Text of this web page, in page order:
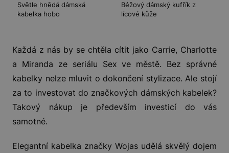
Světle hnědá dámská
kabelka hobo
Béžový dámský kufřík z
lícové kůže
Každá z nás by se chtěla cítit jako Carrie, Charlotte
a Miranda ze seriálu Sex ve městě. Bez správné
kabelky nelze mluvit o dokončení stylizace. Ale stojí
za to investovat do značkových dámských kabelek?
Takový nákup je především investicí do vás
samotné.
Elegantní kabelka značky Wojas udělá skvělý dojem